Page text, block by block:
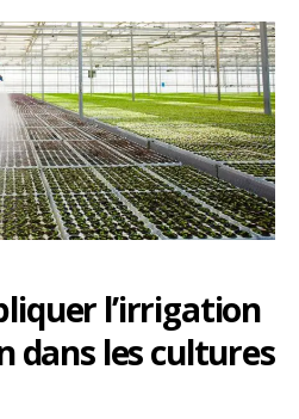
l’irrigation
dans les cultures